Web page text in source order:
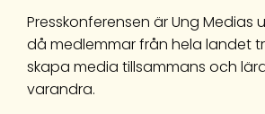
Presskonferensen är Ung Medias
då medlemmar från hela landet
skapa media tillsammans och
varandra.